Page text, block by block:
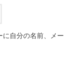
に自分の名前、メー